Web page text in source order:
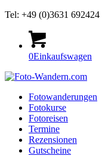
Tel: +49 (0)3631 692424
0Einkaufswagen
Fotowanderungen
Fotokurse
Fotoreisen
Termine
Rezensionen
Gutscheine